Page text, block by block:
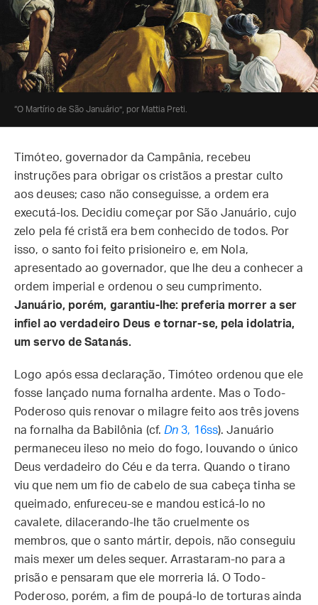
“O Martírio de São Januário”, por Mattia Preti.
Timóteo, governador da Campânia, recebeu
instruções para obrigar os cristãos a prestar culto
aos deuses; caso não conseguisse, a ordem era
executá-los. Decidiu começar por São Januário, cujo
zelo pela fé cristã era bem conhecido de todos. Por
isso, o santo foi feito prisioneiro e, em Nola,
apresentado ao governador, que lhe deu a conhecer a
ordem imperial e ordenou o seu cumprimento.
Januário, porém, garantiu-lhe: preferia morrer a ser
infiel ao verdadeiro Deus e tornar-se, pela idolatria,
um servo de Satanás.
Logo após essa declaração, Timóteo ordenou que ele
fosse lançado numa fornalha ardente. Mas o Todo-
Poderoso quis renovar o milagre feito aos três jovens
na fornalha da Babilônia (cf. Dn 3, 16ss). Januário
permaneceu ileso no meio do fogo, louvando o único
Deus verdadeiro do Céu e da terra. Quando o tirano
viu que nem um fio de cabelo de sua cabeça tinha se
queimado, enfureceu-se e mandou esticá-lo no
cavalete, dilacerando-lhe tão cruelmente os
membros, que o santo mártir, depois, não conseguiu
mais mexer um deles sequer. Arrastaram-no para a
prisão e pensaram que ele morreria lá. O Todo-
Poderoso, porém, a fim de poupá-lo de torturas ainda